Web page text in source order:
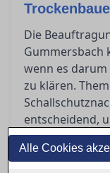
Alle Cookies
Die
Gummersbach
wenn es
zu klären.
entscheidend,
Projekt
unterschreiben,